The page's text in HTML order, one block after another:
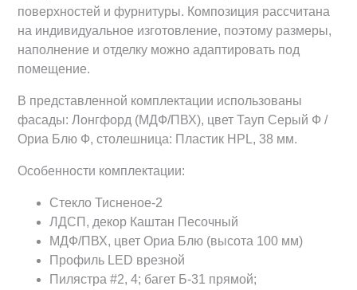
поверхностей и фурнитуры. Композиция рассчитана
на индивидуальное изготовление, поэтому размеры,
наполнение и отделку можно адаптировать под
помещение.
В представленной комплектации использованы
фасады: Лонгфорд (МДФ/ПВХ), цвет Тауп Серый Ф /
Ориа Блю Ф, столешница: Пластик HPL, 38 мм.
Особенности комплектации:
Стекло Тисненое-2
ЛДСП, декор Каштан Песочный
МДФ/ПВХ, цвет Ориа Блю (высота 100 мм)
Профиль LED врезной
Пилястра #2, 4; багет Б-31 прямой;